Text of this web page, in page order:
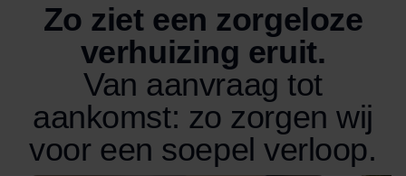
Zo ziet een zorgeloze
verhuizing eruit.
Van aanvraag tot
aankomst: zo zorgen wij
voor een soepel verloop.